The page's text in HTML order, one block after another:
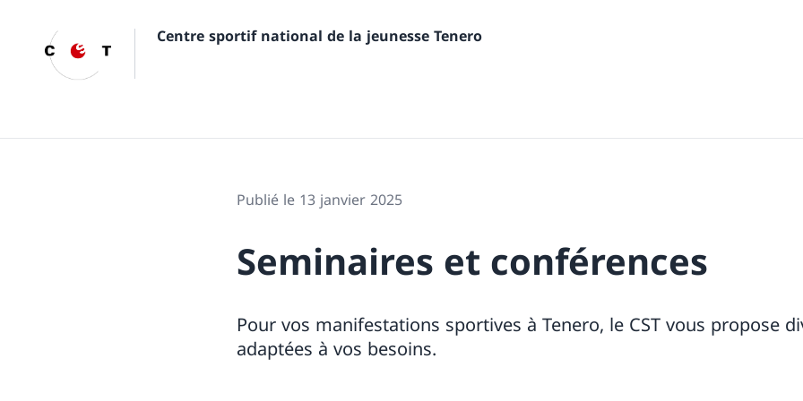
Centre sportif national de la jeunesse Tenero
Publié le 13 janvier 2025
Seminaires et conférences
Pour vos manifestations sportives à Tenero, le CST vous propose
adaptées à vos besoins.